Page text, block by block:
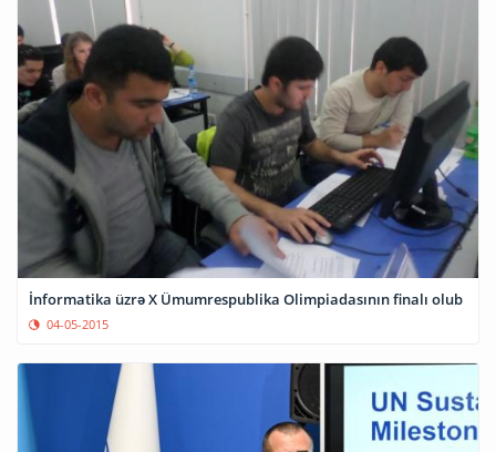
İnformatika üzrə X Ümumrespublika Olimpiadasının finalı olub
04-05-2015